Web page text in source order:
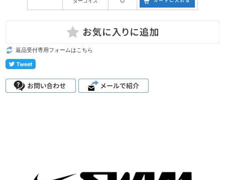
返品受付専用フォームはこちら